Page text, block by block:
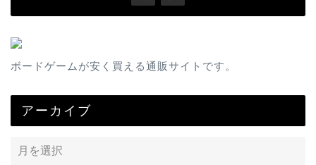
ボードゲームが安く買える通販サイトです。
アーカイブ